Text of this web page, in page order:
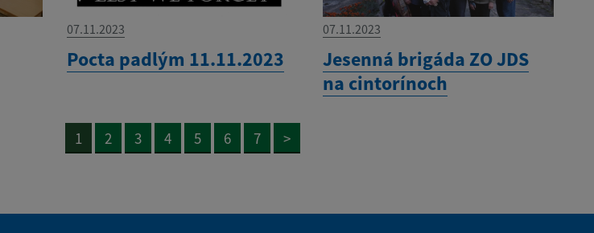
07.11.2023
Pocta padlým 11.11.2023
07.11.2023
Jesenná brigáda ZO JDS
na cintorínoch
1 2 3 4 5 6 7 >